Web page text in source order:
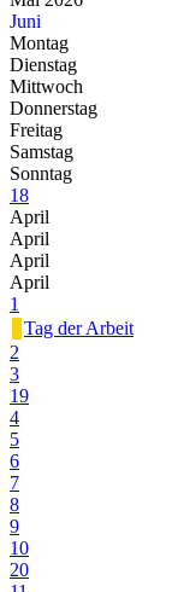
Juni
Montag
Dienstag
Mittwoch
Donnerstag
Freitag
Samstag
Sonntag
18
April
April
April
April
1
Tag der Arbeit
2
3
19
4
5
6
7
8
9
10
20